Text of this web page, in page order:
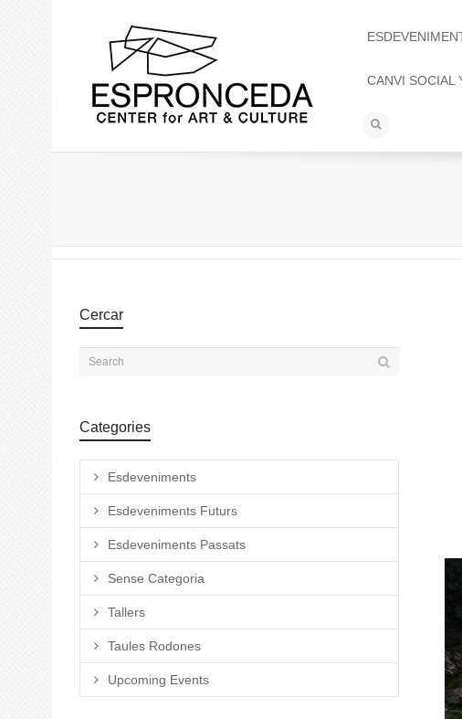
CANVI SOCIAL
Cercar
Categories
Esdeveniments
Esdeveniments Futurs
Esdeveniments Passats
Sense Categoria
Tallers
Taules Rodones
Upcoming Events